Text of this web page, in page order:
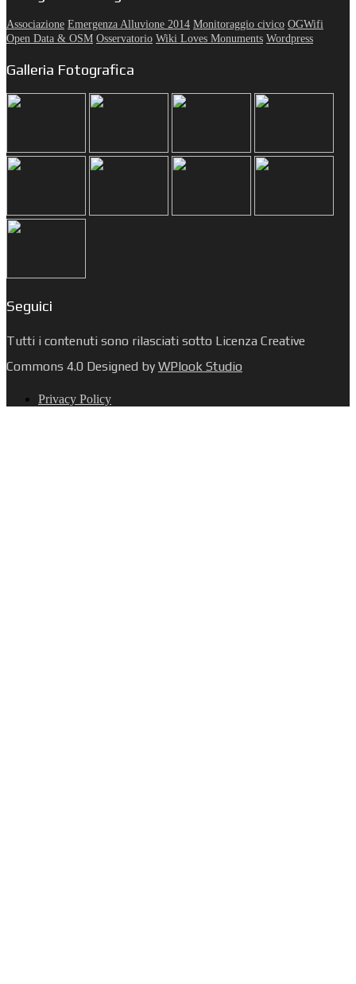
Associazione Emergenza Alluvione 2014 Monitoraggio civico OGWifi
Open Data & OSM Osservatorio Wiki Loves Monuments Wordpress
Galleria Fotografica
Seguici
Tutti i contenuti sono rilasciati sotto Licenza Creative
Commons 4.0 Designed by WPlook Studio
Privacy Policy